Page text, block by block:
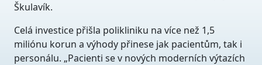
Škulavík.
Celá investice přišla polikliniku na více než 1,5
miliónu korun a výhody přinese jak pacientům, tak i
personálu. „Pacienti se v nových moderních výtazích